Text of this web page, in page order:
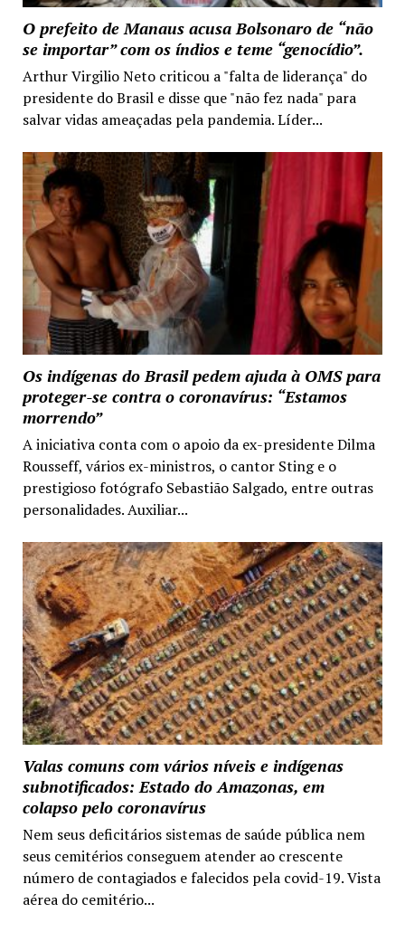
O prefeito de Manaus acusa Bolsonaro de “não
se importar” com os índios e teme “genocídio”.
Arthur Virgilio Neto criticou a "falta de liderança" do
presidente do Brasil e disse que "não fez nada" para
salvar vidas ameaçadas pela pandemia. Líder...
Os indígenas do Brasil pedem ajuda à OMS para
proteger-se contra o coronavírus: “Estamos
morrendo”
A iniciativa conta com o apoio da ex-presidente Dilma
Rousseff, vários ex-ministros, o cantor Sting e o
prestigioso fotógrafo Sebastião Salgado, entre outras
personalidades. Auxiliar...
Valas comuns com vários níveis e indígenas
subnotificados: Estado do Amazonas, em
colapso pelo coronavírus
Nem seus deficitários sistemas de saúde pública nem
seus cemitérios conseguem atender ao crescente
número de contagiados e falecidos pela covid-19. Vista
aérea do cemitério...